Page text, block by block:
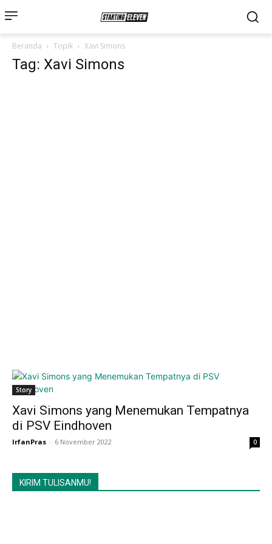
Beranda Topik Xavi Simons
Tag: Xavi Simons
Story
Xavi Simons yang Menemukan Tempatnya
di PSV Eindhoven
IrfanPras - 6 November 2022 0
KIRIM TULISANMU!